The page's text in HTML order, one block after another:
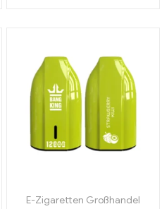
E-Zigaretten Großhandel